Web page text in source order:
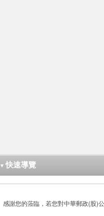
▼ 快速導覽
感謝您的蒞臨，若您對中華郵政(股)